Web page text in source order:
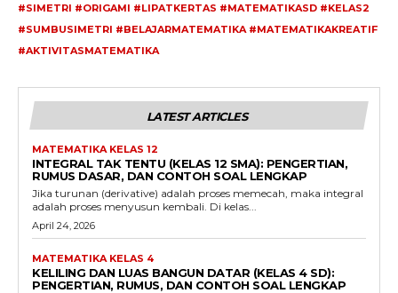
#SIMETRI #ORIGAMI #LIPATKERTAS #MATEMATIKASD #KELAS2
#SUMBUSIMETRI #BELAJARMATEMATIKA #MATEMATIKAKREATIF
#AKTIVITASMATEMATIKA
LATEST ARTICLES
MATEMATIKA KELAS 12
INTEGRAL TAK TENTU (KELAS 12 SMA): PENGERTIAN,
RUMUS DASAR, DAN CONTOH SOAL LENGKAP
Jika turunan (derivative) adalah proses memecah, maka integral
adalah proses menyusun kembali. Di kelas...
April 24, 2026
MATEMATIKA KELAS 4
KELILING DAN LUAS BANGUN DATAR (KELAS 4 SD):
PENGERTIAN, RUMUS, DAN CONTOH SOAL LENGKAP